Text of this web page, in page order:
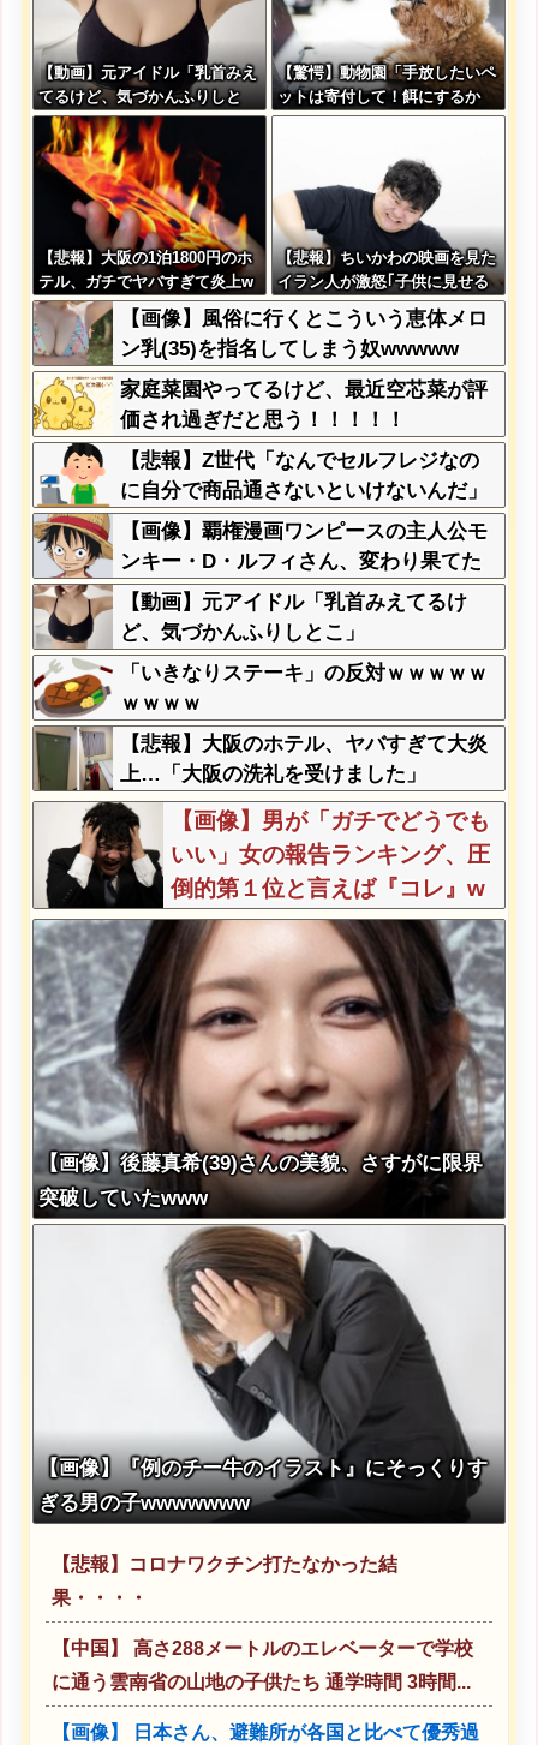
【動画】元アイドル「乳首みえ
てるけど、気づかんふりしと
こ」
【驚愕】動物園「手放したいペ
ットは寄付して！餌にするか
ら！」←これってどうなん？w
【悲報】大阪の1泊1800円のホ
テル、ガチでヤバすぎて炎上w
wwwww
【悲報】ちいかわの映画を見た
イラン人が激怒｢子供に見せる
内容じゃない｡悪影響は計り知
れない｣←これw w w w w w w
w w
【画像】風俗に行くとこういう恵体メロ
ン乳(35)を指名してしまう奴wwwww
家庭菜園やってるけど、最近空芯菜が評
価され過ぎだと思う！！！！！
【悲報】Z世代「なんでセルフレジなの
に自分で商品通さないといけないんだ」
【画像】覇権漫画ワンピースの主人公モ
ンキー・D・ルフィさん、変わり果てた
姿で発見される・・・
【動画】元アイドル「乳首みえてるけ
ど、気づかんふりしとこ」
「いきなりステーキ」の反対ｗｗｗｗｗ
ｗｗｗｗ
【悲報】大阪のホテル、ヤバすぎて大炎
上…「大阪の洗礼を受けました」
【画像】男が「ガチでどうでも
いい」女の報告ランキング、圧
倒的第１位と言えば『コレ』w
w w w w w w w w w
【画像】後藤真希(39)さんの美貌、さすがに限界
突破していたwww
【画像】『例のチー牛のイラスト』にそっくりす
ぎる男の子wwwwwww
【悲報】コロナワクチン打たなかった結
果・・・・
【中国】 高さ288メートルのエレベーターで学校
に通う雲南省の山地の子供たち 通学時間 3時間...
【画像】 日本さん、避難所が各国と比べて優秀過